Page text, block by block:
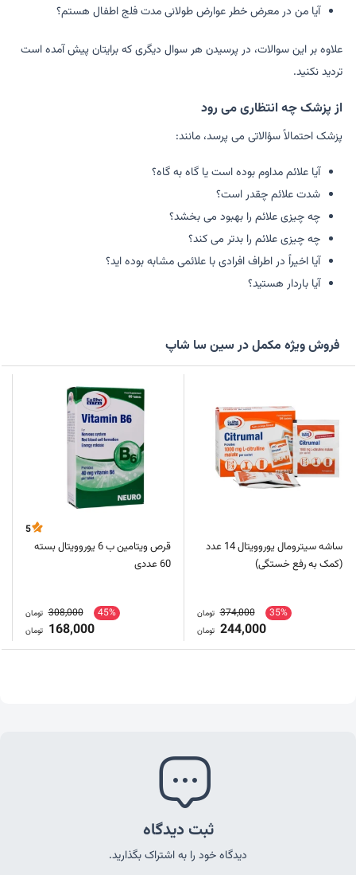
آیا من در معرض خطر عوارض طولانی مدت فلج اطفال هستم؟
علاوه بر این سوالات، در پرسیدن هر سوال دیگری که برایتان پیش آمده است
تردید نکنید.
از پزشک چه انتظاری می رود
پزشک احتمالاً سؤالاتی می پرسد، مانند:
آیا علائم مداوم بوده است یا گاه به گاه؟
شدت علائم چقدر است؟
چه چیزی علائم را بهبود می بخشد؟
چه چیزی علائم را بدتر می کند؟
آیا اخیراً در اطراف افرادی با علائمی مشابه بوده اید؟
آیا باردار هستید؟
فروش ویژه مکمل در سین سا شاپ
ساشه سیترومال یوروویتال 14 عدد
(کمک به رفع خستگی)
35%
374,000 تومان
244,000 تومان
5
قرص ویتامین ب 6 یوروویتال بسته
60 عددی
45%
308,000 تومان
168,000 تومان
ثبت دیدگاه
دیدگاه خود را به اشتراک بگذارید.